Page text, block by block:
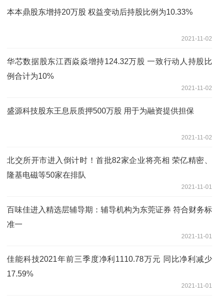
本本鼎股东增持20万股 权益变动后持股比例为10.33%
2021-11-02
华芯数据股东江西焱焱增持124.32万股 一致行动人持股比
例合计为10%
2021-11-02
盛源科技股东王息辰质押500万股 用于为融资提供担保
2021-11-02
北交所开市进入倒计时！首批82家企业将亮相 荣亿精密、
隆基电磁等50家在排队
2021-11-01
百味佳进入精选层辅导期：辅导机构为东莞证券 符合财务标
准一
2021-11-01
佳能科技2021年前三季度净利1110.78万元 同比净利减少
17.59%
2021-11-01